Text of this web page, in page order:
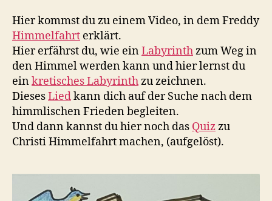
Hier kommst du zu einem Video, in dem Freddy
Himmelfahrt erklärt.
Hier erfährst du, wie einLabyrinthzum Weg in
den Himmel werden kann und hier lernst du
einkretisches Labyrinthzu zeichnen.
DiesesLiedkann dich auf der Suche nach dem
himmlischen Frieden begleiten.
Und dann kannst du hier noch das Quizzu
Christi Himmelfahrt machen, (aufgelöst).